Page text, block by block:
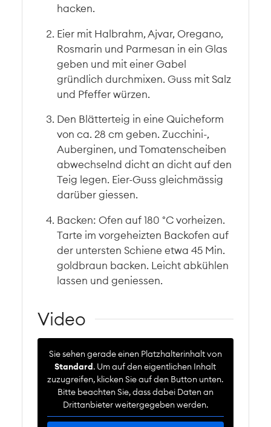
hacken.
Eier mit Halbrahm, Ajvar, Oregano,
Rosmarin und Parmesan in ein Glas
geben und mit einer Gabel
gründlich durchmixen. Guss mit Salz
und Pfeffer würzen.
Den Blätterteig in eine Quicheform
von ca. 28 cm geben. Zucchini-,
Auberginen, und Tomatenscheiben
abwechselnd dicht an dicht auf den
Teig legen. Eier-Guss gleichmässig
darüber giessen.
Backen: Ofen auf 180 °C vorheizen.
Tarte im vorgeheizten Backofen auf
der untersten Schiene etwa 45 Min.
goldbraun backen. Leicht abkühlen
lassen und geniessen.
Video
Sie sehen gerade einen Platzhalterinhalt von
Standard. Um auf den eigentlichen Inhalt
zuzugreifen, klicken Sie auf den Button unten.
Bitte beachten Sie, dass dabei Daten an
Drittanbieter weitergegeben werden.